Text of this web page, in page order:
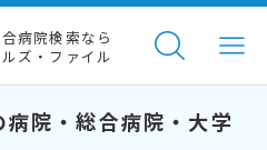
病院検索なら
ズ・ファイル
病院・総合病院・大学